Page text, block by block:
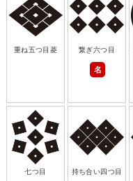
重ね五つ目菱 繋ぎ六つ目
名
七つ目 持ち合い四つ目